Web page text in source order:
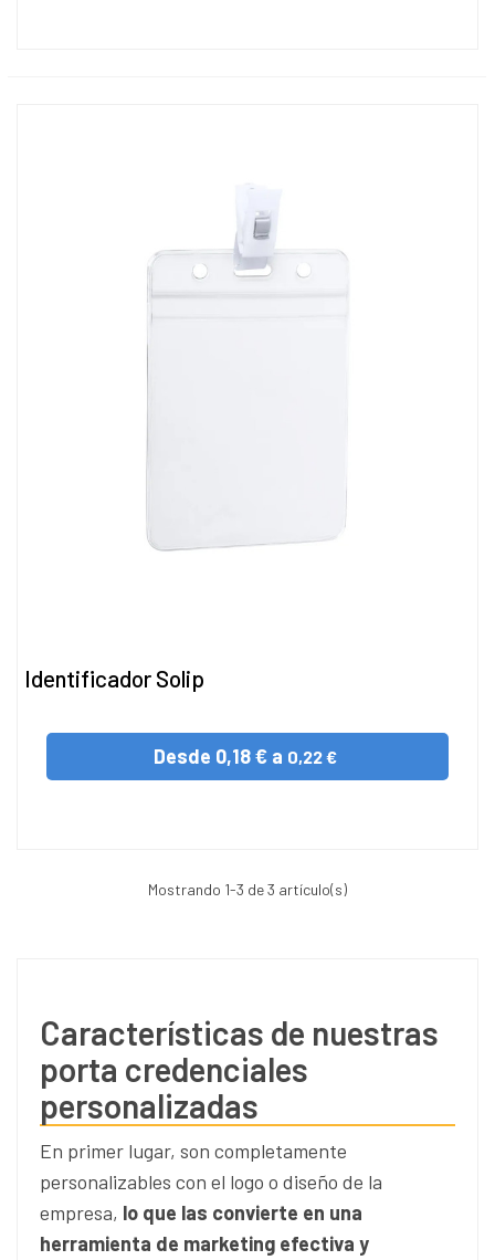
Identificador Solip
Desde 0,18 € a 0,22 €
Mostrando 1-3 de 3 artículo(s)
Características de nuestras
porta credenciales
personalizadas
En primer lugar, son completamente
personalizables con el logo o diseño de la
empresa, lo que las convierte en una
herramienta de marketing efectiva y